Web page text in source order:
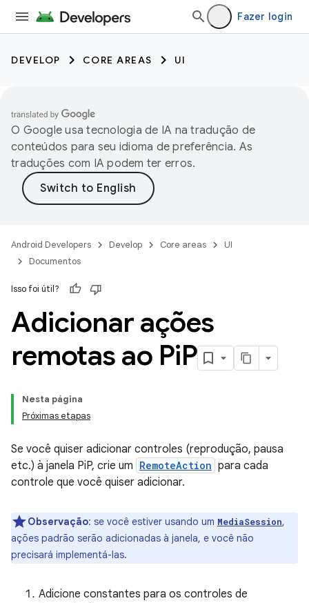
Fazer login
DEVELOP CORE AREAS UI
O Google usa tecnologia de IA na tradução de
conteúdos para seu idioma de preferência. As
traduções com IA podem ter erros.
Android Developers Develop Core areas
UI
Documentos
Isso foi útil?
Adicionar ações
remotas ao PiP
Nesta página
Próximas etapas
Se você quiser adicionar controles (reprodução, pausa
etc.) à janela PiP, crie um RemoteAction para cada
controle que você quiser adicionar.
Observação: se você estiver usando um MediaSession,
ações padrão serão adicionadas à janela, e você não
precisará implementá-las.
Adicione constantes para os controles de